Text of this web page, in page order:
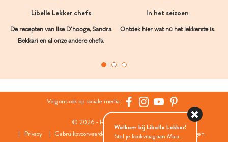
Libelle Lekker chefs
De recepten van Ilse D’hooge, Sandra
Bekkari en al onze andere chefs.
In het seizoen
Ontdek hier wat nú het lekkerste is.
Volg ons ook op sociale media:
© 2026 - Roularta Media Group
Privacy
Gebruiksvoorwaarden Cookies Cookies instellingen
Welkom bij Libelle Lekker!
Stel je kookvraag aan Maia...